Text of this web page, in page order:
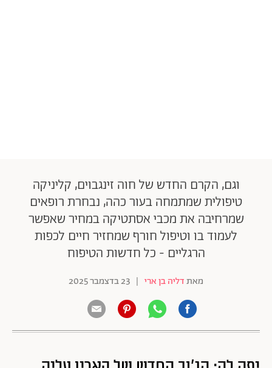
וגם, הקרם החדש של חוה זינגבוים, קליניקה
טיפולית שמתמחה בעור כהה, נבחרת רופאים
שמרחיבה את מכבי אסתטיקה במחיר שאפשר
לעמוד בו וטיפול חורף שמחזיר חיים לכפות
הרגליים - כל חדשות הטיפוח
מאתדליה בן ארי | 23 בדצמבר 2025